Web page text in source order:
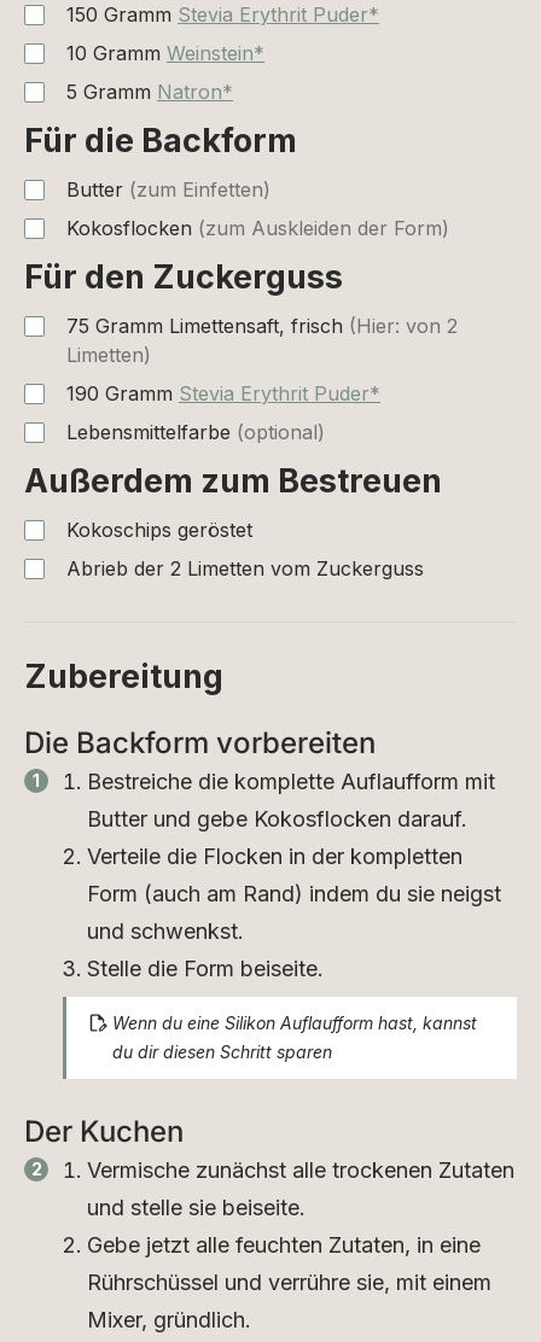
150 Gramm Stevia Erythrit Puder*
10 Gramm Weinstein*
5 Gramm Natron*
Für die Backform
Butter (zum Einfetten)
Kokosflocken (zum Auskleiden der Form)
Für den Zuckerguss
75 Gramm Limettensaft, frisch (Hier: von 2
Limetten)
190 Gramm Stevia Erythrit Puder*
Lebensmittelfarbe (optional)
Außerdem zum Bestreuen
Kokoschips geröstet
Abrieb der 2 Limetten vom Zuckerguss
Zubereitung
Die Backform vorbereiten
Bestreiche die komplette Auflaufform mit
Butter und gebe Kokosflocken darauf.
Verteile die Flocken in der kompletten
Form (auch am Rand) indem du sie neigst
und schwenkst.
Stelle die Form beiseite.
Wenn du eine Silikon Auflaufform hast, kannst
du dir diesen Schritt sparen
Der Kuchen
Vermische zunächst alle trockenen Zutaten
und stelle sie beiseite.
Gebe jetzt alle feuchten Zutaten, in eine
Rührschüssel und verrühre sie, mit einem
Mixer, gründlich.